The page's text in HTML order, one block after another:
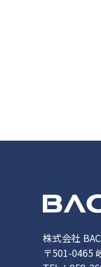
株式会社
〒501-0465